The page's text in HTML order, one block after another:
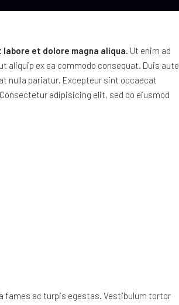
et dolore magna aliqua. Ut enim ad
aliquip ex ea commodo consequat. Duis aute
nulla pariatur. Excepteur sint occaecat
adipisicing elit, sed do eiusmod
fames ac turpis egestas. Vestibulum tortor